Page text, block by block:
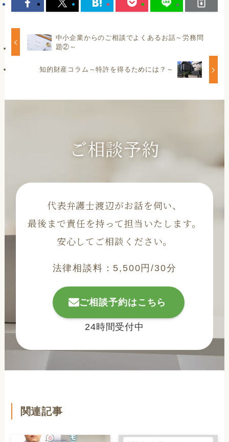
中小企業からのご相談でよくあるお話～労務問
題②～
知的財産コラム～特許を得るためには？～
ご相談予約
代表弁護士渡辺がお話を伺い、
最後まで責任を持って担当いたします。
安心してご相談ください。
法律相談料：5,500円/30分
ご相談予約はこちら
24時間受付中
関連記事